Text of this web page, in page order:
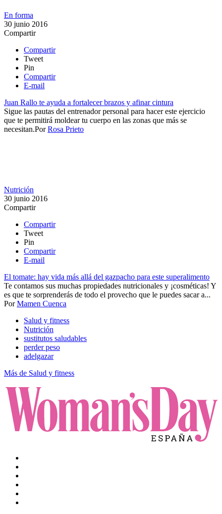
En forma
30 junio 2016
Compartir
Compartir
Tweet
Pin
Compartir
E-mail
Juan Rallo te ayuda a fortalecer brazos y afinar cintura
Sigue las pautas del entrenador personal para hacer este ejercicio
que te permitirá moldear tu cuerpo en las zonas que más se
necesitan.​​PorRosa Prieto
Nutrición
30 junio 2016
Compartir
Compartir
Tweet
Pin
Compartir
E-mail
El tomate: hay vida más allá del gazpacho para este superalimento
Te contamos sus muchas propiedades nutricionales y ¡cosméticas​! Y
es que te sorprenderás de todo el provecho que le puedes sacar a...
PorMamen Cuenca
Salud y fitness
Nutrición
sustitutos saludables
perder peso
adelgazar
Más de Salud y fitness